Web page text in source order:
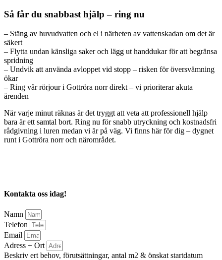
Så får du snabbast hjälp – ring nu
– Stäng av huvudvatten och el i närheten av vattenskadan om det är
säkert
– Flytta undan känsliga saker och lägg ut handdukar för att begränsa
spridning
– Undvik att använda avloppet vid stopp – risken för översvämning
ökar
– Ring vår rörjour i Gottröra norr direkt – vi prioriterar akuta
ärenden
När varje minut räknas är det tryggt att veta att professionell hjälp
bara är ett samtal bort. Ring nu för snabb utryckning och kostnadsfri
rådgivning i luren medan vi är på väg. Vi finns här för dig – dygnet
runt i Gottröra norr och närområdet.
Kontakta oss idag!
Namn
Telefon
Email
Adress + Ort
Beskriv ert behov, förutsättningar, antal m2 & önskat startdatum